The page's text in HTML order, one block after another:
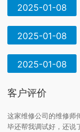
2025-01-08
2025-01-08
2025-01-08
客户评价
这家维修公司的维修师
毕还帮我调试好，还说